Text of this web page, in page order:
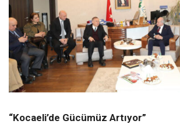
“Kocaeli’de Gücümüz Artıyor”